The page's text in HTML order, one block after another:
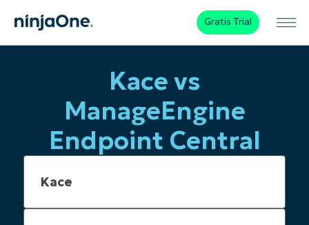
Gratis Trial
Kace vs
ManageEngine
Endpoint Central